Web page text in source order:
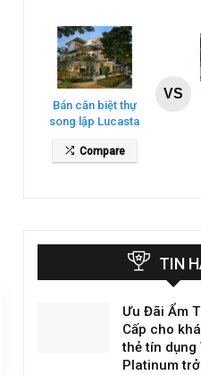
Bán căn biệt thự
song lập Lucasta
Villa – DT 175m2
giá 26 tỷ
Compare
VS
TIN
Ưu Đãi Ẩm
Cấp cho
thẻ tín dụng
Platinum